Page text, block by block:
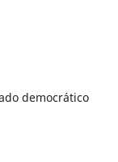
democrático